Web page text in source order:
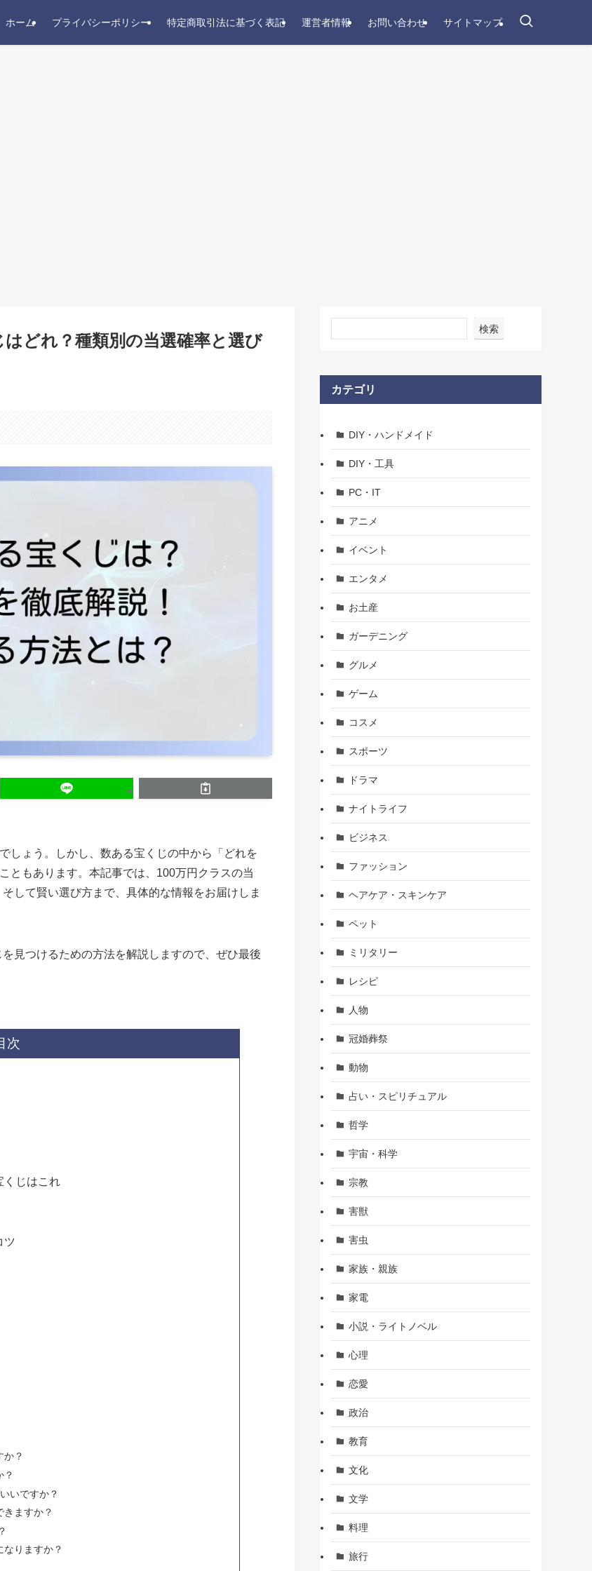
ホーム プライバシーポリシー 特定商取引法に基づく表記 運営者情報 お問い合わせ サイトマップ
どれ？種類別の当選確率と選び
しょう。しかし、数ある宝くじの中から「どれを
ともあります。本記事では、100万円クラスの当
して賢い選び方まで、具体的な情報をお届けしま
見つけるための方法を解説しますので、ぜひ最後
次
くじはこれ
ツ
か？
？
いですか？
ますか？
りますか？
検索
カテゴリ
DIY・ハンドメイド
DIY・工具
PC・IT
アニメ
イベント
エンタメ
お土産
ガーデニング
グルメ
ゲーム
コスメ
スポーツ
ドラマ
ナイトライフ
ビジネス
ファッション
ヘアケア・スキンケア
ペット
ミリタリー
レシピ
人物
冠婚葬祭
動物
占い・スピリチュアル
哲学
宇宙・科学
宗教
害獣
害虫
家族・親族
家電
小説・ライトノベル
心理
恋愛
政治
教育
文化
文学
料理
旅行